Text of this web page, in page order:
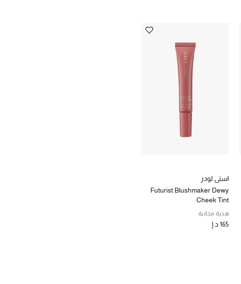
استي لودر
Futurist Blushmaker Dewy
Cheek Tint
هدية مجانية
165 د.إ